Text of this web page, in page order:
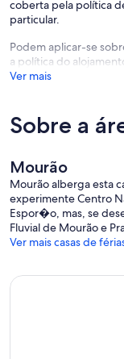
coberta pela política
particular.
Podem aplicar-se
a política do
Ver mais
Sobre a
Mourão
Mourão alberga esta
experimente Centro
Espor�o, mas, se
Fluvial de Mourão e
Ver mais casas de